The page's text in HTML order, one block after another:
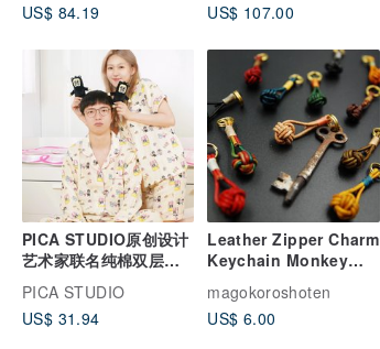
US$ 84.19
US$ 107.00
PICA STUDIO原创设计
艺术家联名纯棉双层纱
PICA STUDIO
US$ 31.94
Leather Zipper Charm
Keychain Monkey
magokoroshoten
US$ 6.00